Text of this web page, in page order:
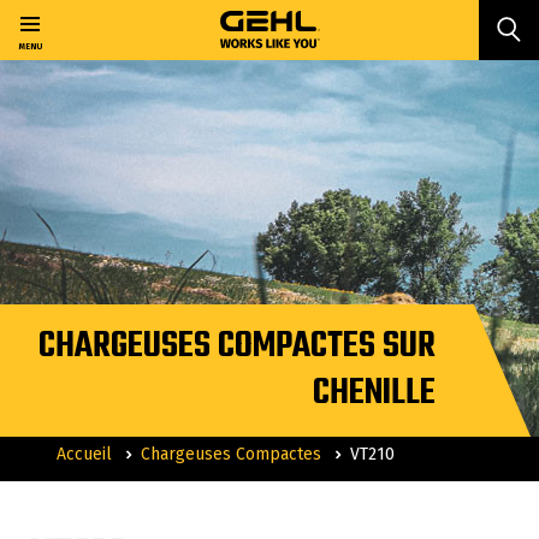
Passer
au
contenu
principal
MENU
CHARGEUSES COMPACTES SUR
CHENILLE
Accueil Chargeuses Compactes VT210